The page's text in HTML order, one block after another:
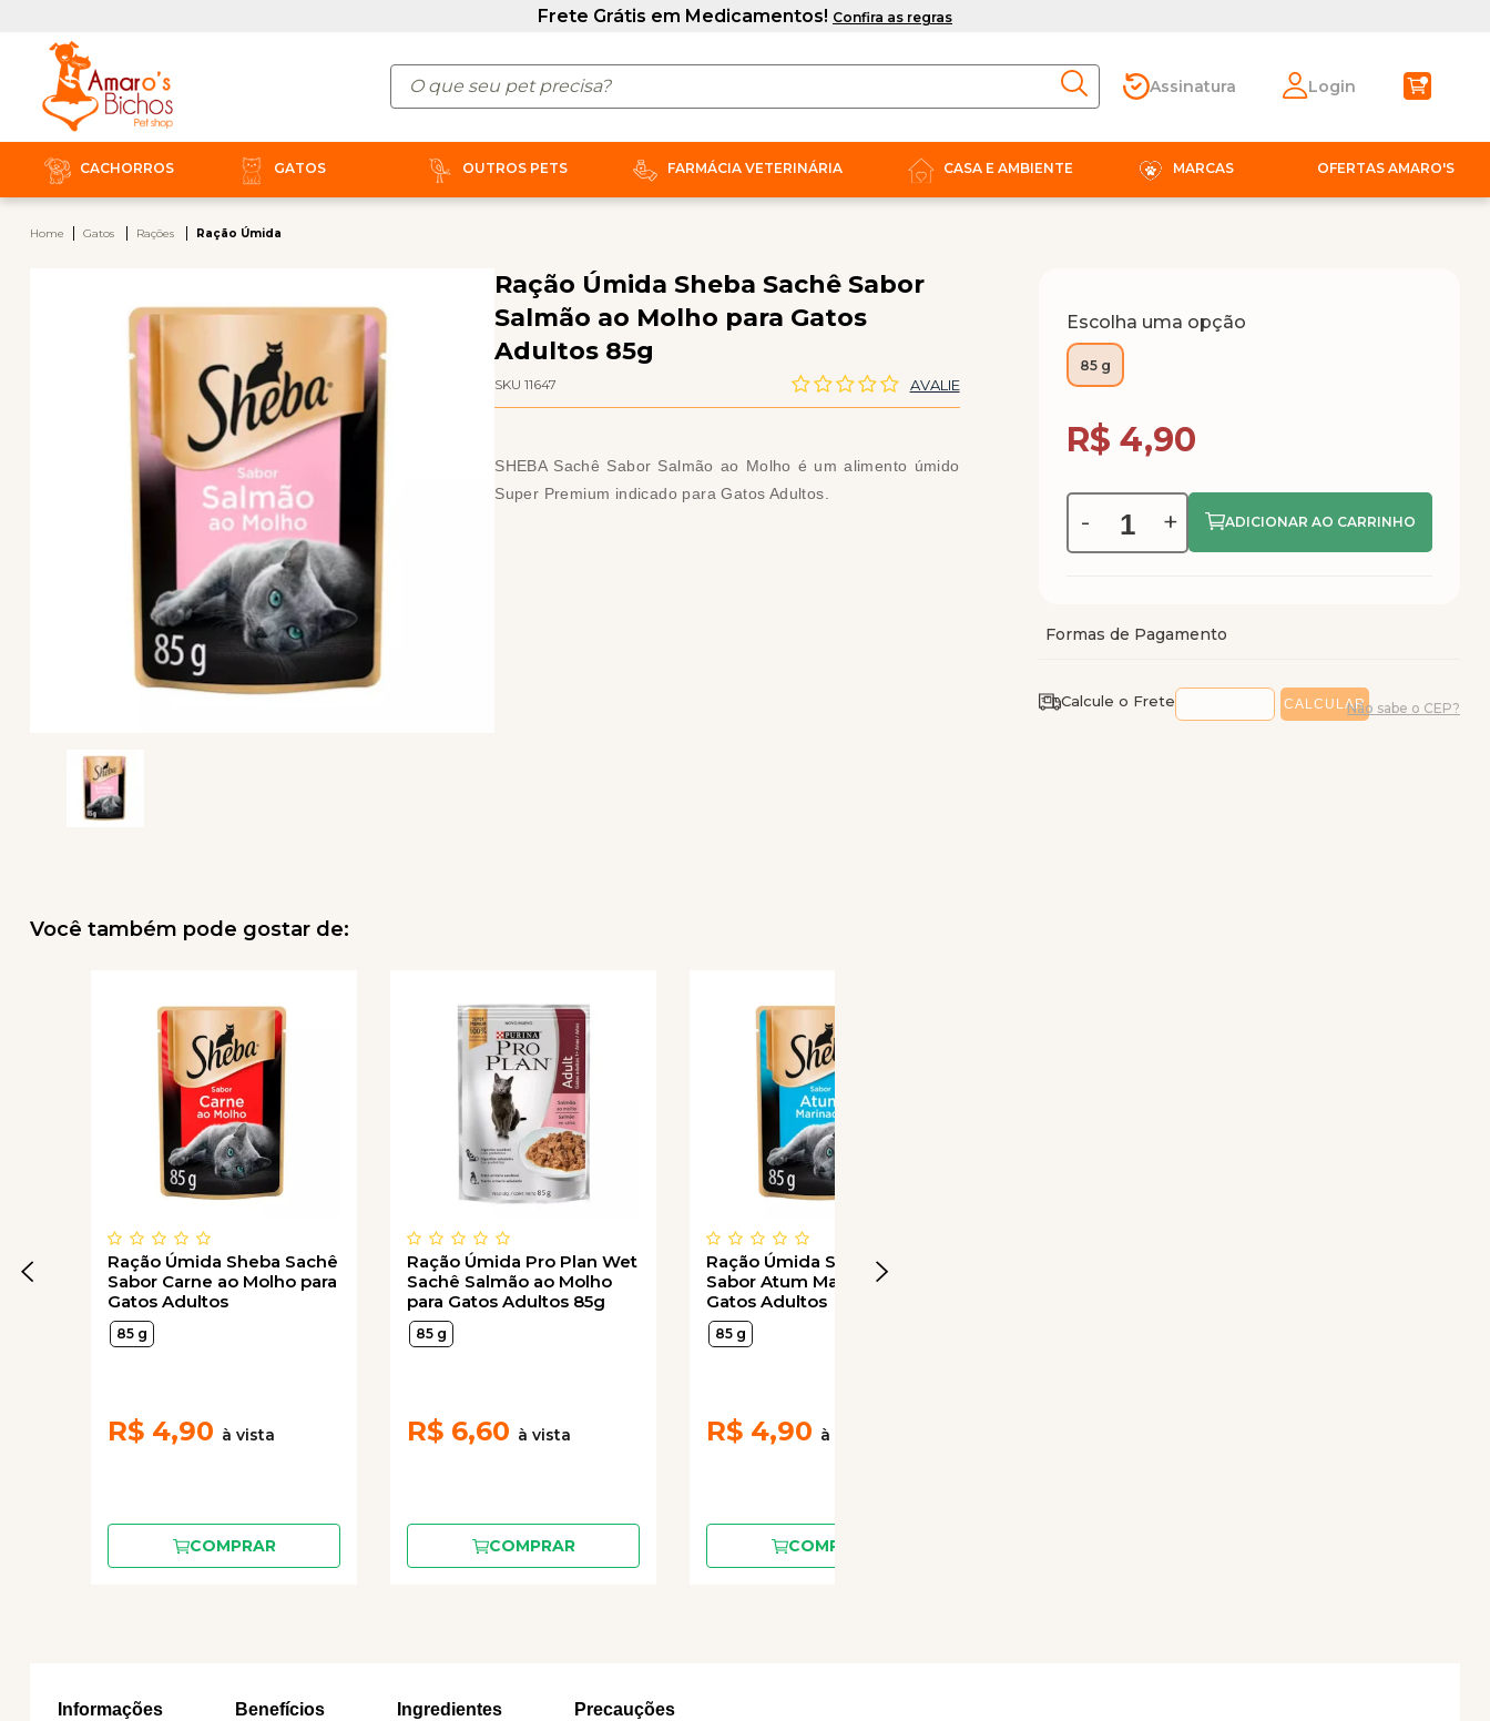
Assinatura Login
CACHORROS GATOS OUTROS PETS FARMÁCIA VETERINÁRIA CASA E AMBIENTE MARCAS OFERTAS AMARO'S
Home Gatos Rações Ração Úmida
Ração Úmida Sheba Sachê Sabor
Salmão ao Molho para Gatos
Adultos 85g
SKU 11647 AVALIE
SHEBA Sachê Sabor Salmão ao Molho é um alimento úmido
Super Premium indicado para Gatos Adultos.
Você também pode gostar de:
Ração Úmida Sheba Sachê
Sabor Carne ao Molho para
Gatos Adultos
85 g
R$ 4,90
COMPRAR
Ração Úmida Pro Plan Wet
Sachê Salmão ao Molho
para Gatos Adultos 85g
85 g
R$ 6,60
COMPRAR
Ração Úmida Sheba Sachê
Sabor Atum Marinado para
Gatos Adultos
85 g
R$ 4,90
COMPRAR
Escolha uma opção
85 g
R$ 4,90
- +
Calcule o Frete Não sabe o CEP?
Informações Benefícios Ingredientes Precauções